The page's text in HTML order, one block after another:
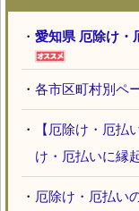
・ 愛知県 厄除け・
・ 各市区町村別ペ
・
【厄除け・厄払
け・厄払いに縁
・ 厄除け・厄払い